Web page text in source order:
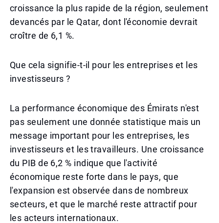
croissance la plus rapide de la région, seulement
devancés par le Qatar, dont l'économie devrait
croître de 6,1 %.
Que cela signifie-t-il pour les entreprises et les
investisseurs ?
La performance économique des Émirats n'est
pas seulement une donnée statistique mais un
message important pour les entreprises, les
investisseurs et les travailleurs. Une croissance
du PIB de 6,2 % indique que l'activité
économique reste forte dans le pays, que
l'expansion est observée dans de nombreux
secteurs, et que le marché reste attractif pour
les acteurs internationaux.